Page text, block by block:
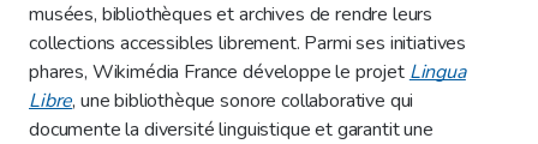
musées, bibliothèques et archives de rendre leurs
collections accessibles librement. Parmi ses initiatives
phares, Wikimédia France développe le projet Lingua
Libre, une bibliothèque sonore collaborative qui
documente la diversité linguistique et garantit une